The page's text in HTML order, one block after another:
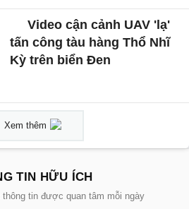
Video cận cảnh UAV 'lạ'
tấn công tàu hàng Thổ Nhĩ
Kỳ trên biển Đen
Xem thêm
TIN HỮU ÍCH
thông tin được quan tâm mỗi ngày